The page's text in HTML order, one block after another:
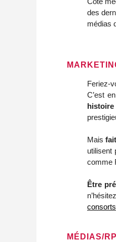
des
médias
Feriez-
C’est
Mais
utilisent
comme
Être
consorts
MÉDIAS/